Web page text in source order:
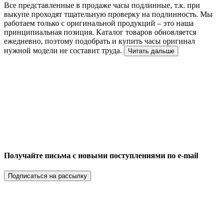
Все представленные в продаже часы подлинные, т.к. при
выкупе проходят тщательную проверку на подлинность. Мы
работаем только с оригинальной продукций – это наша
принципиальная позиция. Каталог товаров обновляется
ежедневно, поэтому подобрать и купить часы оригинал
нужной модели не составит труда.
Читать дальше
Получайте письма с новыми поступлениями по e-mail
Подписаться на рассылку